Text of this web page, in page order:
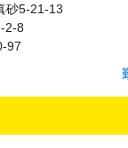
砂5-21-13
2-8
9
10